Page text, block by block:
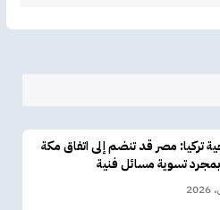
تركيا: مصر قد تنضم إلى اتفاق مكة
تسوية مسائل فنية